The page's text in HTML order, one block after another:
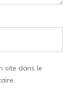
site dans le